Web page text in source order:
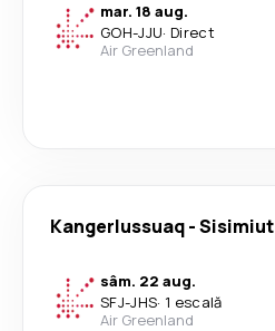
mar. 18 aug.
GOH-JJU· Direct
Air Greenland
Kangerlussuaq-Sisimiut
sâm. 22 aug.
SFJ-JHS· 1 escală
Air Greenland